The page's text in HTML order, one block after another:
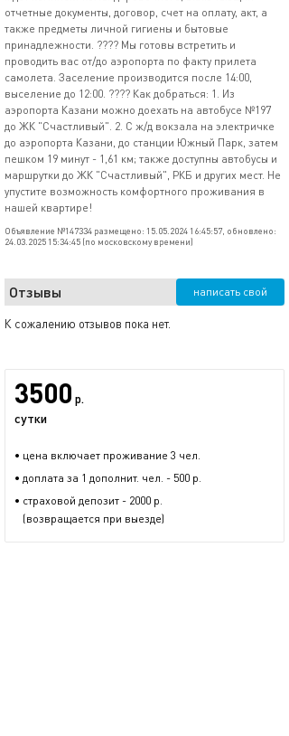
отчетные документы, договор, счет на оплату, акт, а
также предметы личной гигиены и бытовые
принадлежности. ???? Мы готовы встретить и
проводить вас от/до аэропорта по факту прилета
самолета. Заселение производится после 14:00,
выселение до 12:00. ???? Как добраться: 1. Из
аэропорта Казани можно доехать на автобусе №197
до ЖК "Счастливый". 2. С ж/д вокзала на электричке
до аэропорта Казани, до станции Южный Парк, затем
пешком 19 минут - 1,61 км; также доступны автобусы и
маршрутки до ЖК "Счастливый", РКБ и других мест. Не
упустите возможность комфортного проживания в
нашей квартире!
Объявление №147334 размещено: 15.05.2024 16:45:57, обновлено:
24.03.2025 15:34:45 (по московскому времени)
Отзывы написать свой
К сожалению отзывов пока нет.
3500 р.
сутки
• цена включает проживание 3 чел.
• доплата за 1 дополнит. чел. - 500 р.
• страховой депозит - 2000 р.
(возвращается при выезде)